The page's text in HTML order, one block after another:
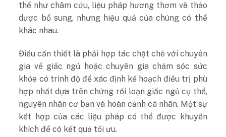
thế như châm cứu, liệu pháp hương thơm và thảo
dược bổ sung, nhưng hiệu quả của chúng có thể
khác nhau.
Điều cần thiết là phải hợp tác chặt chẽ với chuyên
gia về giấc ngủ hoặc chuyên gia chăm sóc sức
khỏe có trình độ để xác định kế hoạch điều trị phù
hợp nhất dựa trên chứng rối loạn giấc ngủ cụ thể,
nguyên nhân cơ bản và hoàn cảnh cá nhân. Một sự
kết hợp của các liệu pháp có thể được khuyến
khích để có kết quả tối ưu.